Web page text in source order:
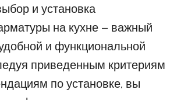
и установка
на кухне – важный
и функциональной
приведенным критериям
по установке, вы